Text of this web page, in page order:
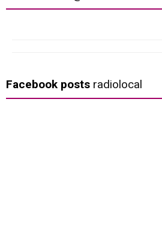
Facebook posts radiolocal